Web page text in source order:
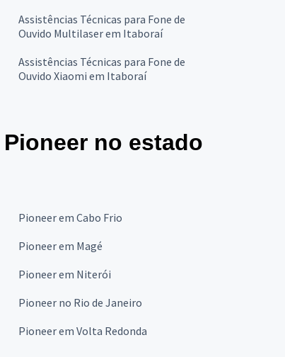
Assistências Técnicas para Fone de
Ouvido Multilaser em Itaboraí
Assistências Técnicas para Fone de
Ouvido Xiaomi em Itaboraí
no estado
Pioneer em Cabo Frio
Pioneer em Magé
Pioneer em Niterói
Pioneer no Rio de Janeiro
Pioneer em Volta Redonda